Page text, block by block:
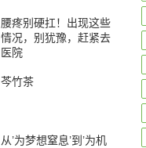
腰疼别硬扛！出现这些
情况，别犹豫，赶紧去
医院
芩竹茶
从’为梦想窒息’到’为机